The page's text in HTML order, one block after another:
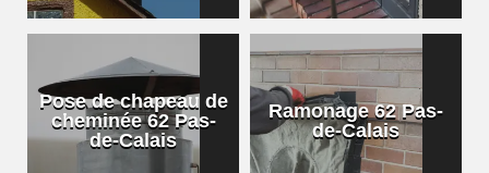
Pose de chapeau de
cheminée 62 Pas-
de-Calais
Ramonage 62 Pas-
de-Calais